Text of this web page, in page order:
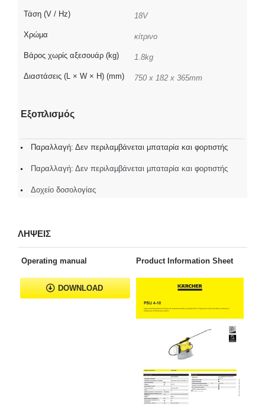
Τάση (V / Hz) 18V
Χρώμα κίτρινο
Βάρος χωρίς αξεσουάρ (kg) 1.8kg
Διαστάσεις (L × W × H) (mm) 750 x 182 x 365mm
Εξοπλισμός
Παραλλαγή: Δεν περιλαμβάνεται μπαταρία και φορτιστής
Παραλλαγή: Δεν περιλαμβάνεται μπαταρία και φορτιστής
Δοχείο δοσολογίας
ΛΗΨΕΙΣ
Operating manual
DOWNLOAD
Product Information Sheet